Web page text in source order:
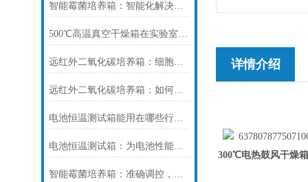
智能霉菌培养箱：智能化解决方案，推动微生物学研究发展
500℃高温真空干燥箱在实验室中如何使用？
远红外二氧化碳培养箱：细胞培养的精准环境守护者
远红外二氧化碳培养箱：如何提升细胞培养的稳定性和效率？
电池恒温测试箱能用在哪些行业？
电池恒温测试箱：为电池性能检测提供稳定环境
智能霉菌培养箱：准确调控，提升培养效率
详情介绍
300℃电热鼓风干燥箱